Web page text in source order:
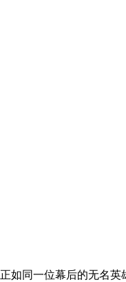
如同一位幕后的无名英